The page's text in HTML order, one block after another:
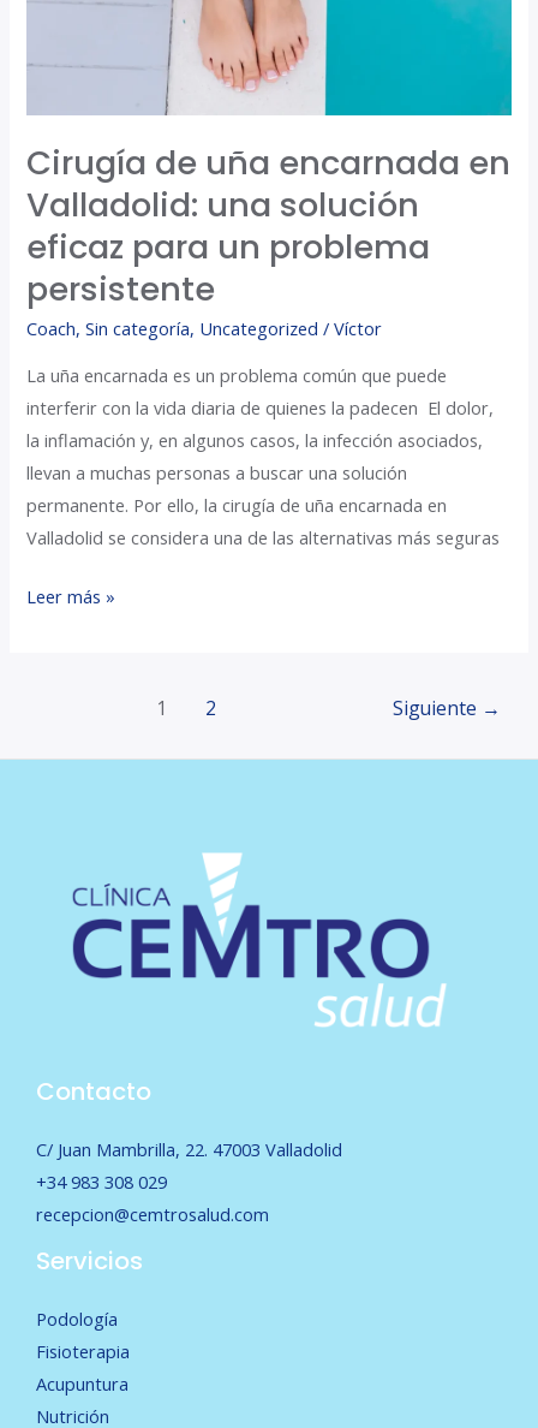
Cirugía de uña encarnada en
Valladolid: una solución
eficaz para un problema
persistente
Coach,Sin categoría, Uncategorized /Víctor
La uña encarnada es un problema común que puede
interferir con la vida diaria de quienes la padecen El dolor,
la inflamación y, en algunos casos, la infección asociados,
llevan a muchas personas a buscar una solución
permanente. Por ello, la cirugía de uña encarnada en
Valladolid se considera una de las alternativas más seguras
eficaz
problema
persistente
Leer más »
1 2 Siguiente →
Contacto
C/ Juan Mambrilla, 22. 47003 Valladolid
+34 983 308 029
recepcion@cemtrosalud.com
Servicios
Podología
Fisioterapia
Acupuntura
Nutrición